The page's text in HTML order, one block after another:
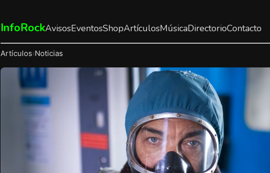
InfoRockAvisosEventosShopArtículosMúsicaDirectorioContacto
Artículos›Noticias